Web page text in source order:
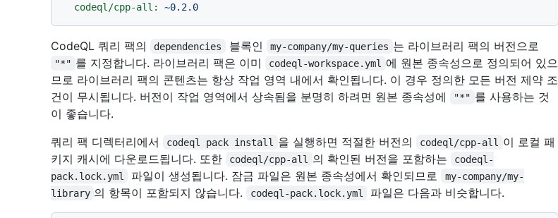
codeql/cpp-all:
~0.2.0
CodeQL 쿼리 팩의 dependencies 블록인 my-company/my-queries 는 라이브러리 팩의 버전으로
"*" 를 지정합니다. 라이브러리 팩은 이미 codeql-workspace.yml
에 원본 종속성으로 정의되어 있으
므로 라이브러리 팩의 콘텐츠는 항상 작업 영역 내에서 확인됩니다. 이 경우 정의한 모든 버전 제약 조
건이 무시됩니다. 버전이 작업 영역에서 상속됨을 분명히 하려면 원본 종속성에
"*" 를 사용하는 것
이 좋습니다.
쿼리 팩 디렉터리에서
codeql pack install 을 실행하면 적절한 버전의 codeql/cpp-all
이 로컬 패
키지 캐시에 다운로드됩니다. 또한
codeql/cpp-all 의 확인된 버전을 포함하는
codeql-
pack.lock.yml
파일이 생성됩니다. 잠금 파일은 원본 종속성에서 확인되므로
my-company/my-
library 의 항목이 포함되지 않습니다. codeql-pack.lock.yml 파일은 다음과 비슷합니다.